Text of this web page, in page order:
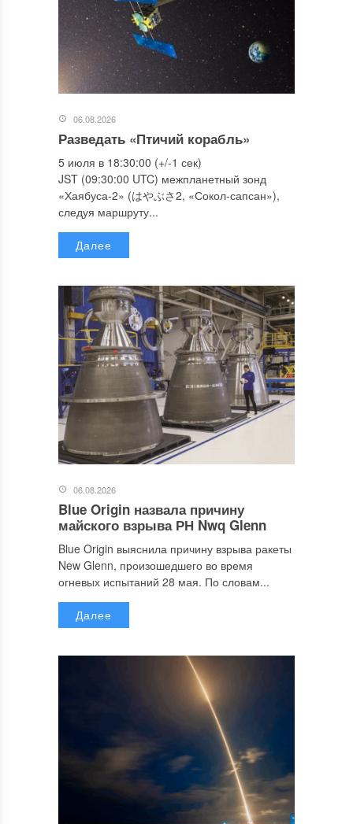
06.08.2026
Разведать «Птичий корабль»
5 июля в 18:30:00 (+/-1 сек)
JST (09:30:00 UTC) межпланетный зонд
«Хаябуса-2» (はやぶさ2, «Сокол-сапсан»),
следуя маршруту...
Далее
06.08.2026
Blue Origin назвала причину
майского взрыва РН Nwq Glenn
Blue Origin выяснила причину взрыва ракеты
New Glenn, произошедшего во время
огневых испытаний 28 мая. По словам...
Далее